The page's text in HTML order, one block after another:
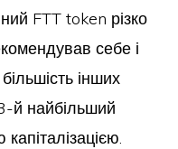
FTT token різко
себе і
інших
й найбільший